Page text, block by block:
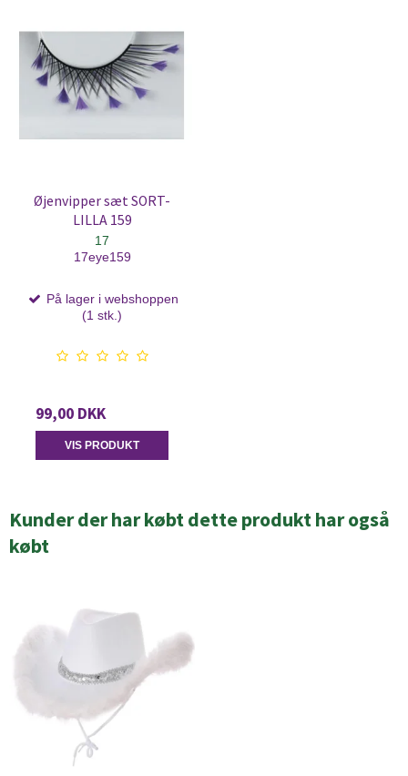
Øjenvipper sæt SORT-
LILLA 159
17
17eye159
På lager i webshoppen
(1 stk.)
99,00 DKK
VIS PRODUKT
Kunder der har købt dette produkt har også
købt